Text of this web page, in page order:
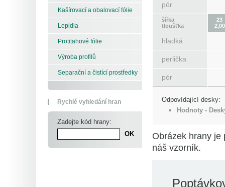
Kašírovací a obalovací fólie
Lepidla
Protitahové fólie
Výroba profilů
Separační a čistící prostředky
Rychlé vyhledání hran
Zadejte kód hrany:
pór
šířka
tloušťka
23
2,00
hladká
perlička
pór
Odpovídající desky:
Hodnoty -
Obrázek hrany je
náš vzorník.